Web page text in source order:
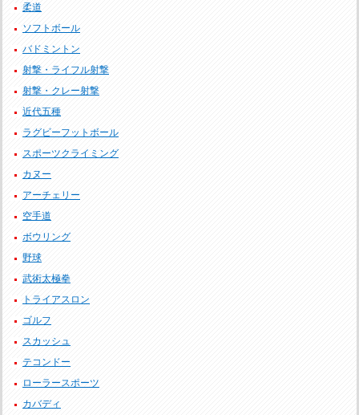
柔道
ソフトボール
バドミントン
射撃・ライフル射撃
射撃・クレー射撃
近代五種
ラグビーフットボール
スポーツクライミング
カヌー
アーチェリー
空手道
ボウリング
野球
武術太極拳
トライアスロン
ゴルフ
スカッシュ
テコンドー
ローラースポーツ
カバディ